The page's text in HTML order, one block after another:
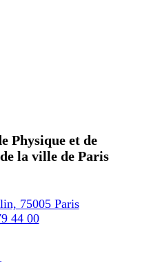
Physique et de
la ville de Paris
75005 Paris
44 00